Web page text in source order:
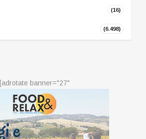
(16)
(6.498)
[adrotate banner="27"